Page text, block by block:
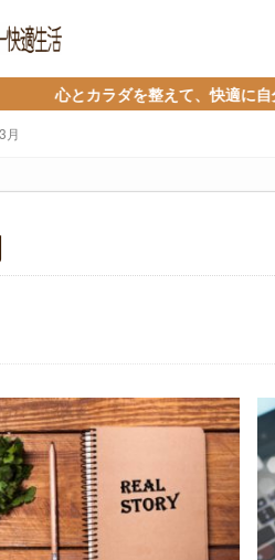
カラダを整えて、快適に自分らし
3月